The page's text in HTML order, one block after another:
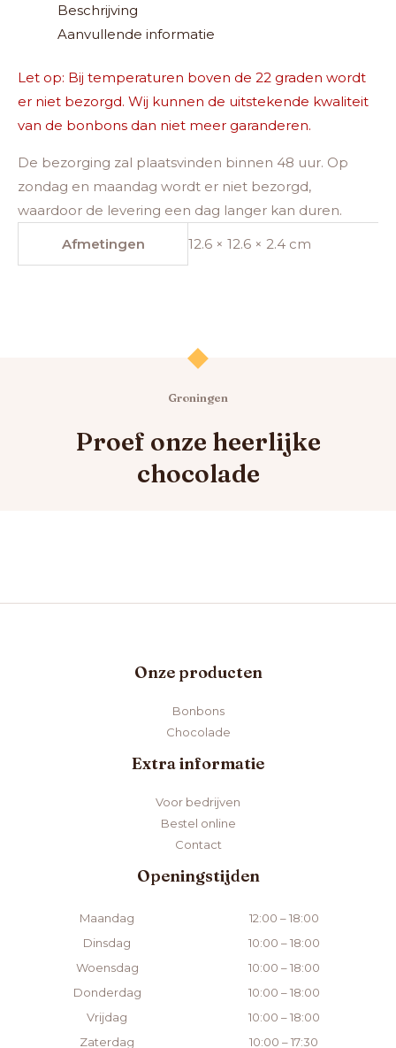
Beschrijving
Aanvullende informatie
Let op: Bij temperaturen boven de 22 graden wordt
er niet bezorgd. Wij kunnen de uitstekende kwaliteit
van de bonbons dan niet meer garanderen.
De bezorging zal plaatsvinden binnen 48 uur. Op
zondag en maandag wordt er niet bezorgd,
waardoor de levering een dag langer kan duren.
Afmetingen
12.6 × 12.6 × 2.4 cm
Groningen
Proef onze heerlijke
chocolade
Onze producten
Bonbons
Chocolade
Extra informatie
Voor bedrijven
Bestel online
Contact
Openingstijden
Maandag
12:00 – 18:00
Dinsdag
10:00 – 18:00
Woensdag
10:00 – 18:00
Donderdag
10:00 – 18:00
Vrijdag
10:00 – 18:00
Zaterdag
10:00 – 17:30